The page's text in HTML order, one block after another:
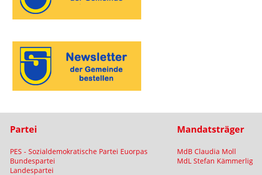
Partei
PES - Sozialdemokratische Partei Euorpas
Bundespartei
Landespartei
Mandatsträger
MdB Claudia Moll
MdL Stefan Kämmerlig